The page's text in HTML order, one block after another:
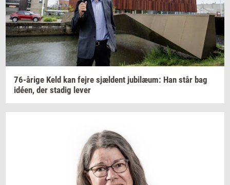
76-​årige Keld kan fejre sjæl­dent ju­bilæum: Han står bag
idéen, der sta­dig lever